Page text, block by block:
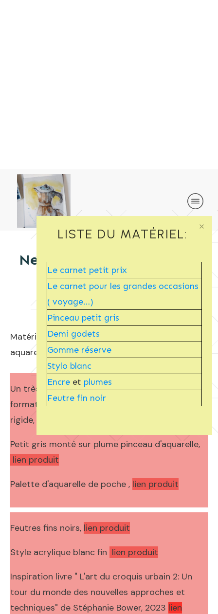
New York aquarelle facile
de Time Square
Matériel nécessaire pour démarrer vos propres
aquarelles faciles
Un très bon carnet aquarelle de voyage au
format A5 compact et avec une couverture
rigide,
Petit gris monté sur plume pinceau d'aquarelle,
lien produit
Palette d'aquarelle de poche , lien produit
Feutres fins noirs, lien produit
Style acrylique blanc fin lien produit
Inspiration livre " L'art du croquis urbain 2: Un
tour du monde des nouvelles approches et
techniques" de Stéphanie Bower, 2023 lien
LISTE DU MATÉRIEL:
Le carnet petit prix
Le carnet pour les grandes occasions
( voyage…)
Pinceau petit gris
Demi godets
Gomme réserve
Stylo blanc
Encreet plumes
Feutre fin noir